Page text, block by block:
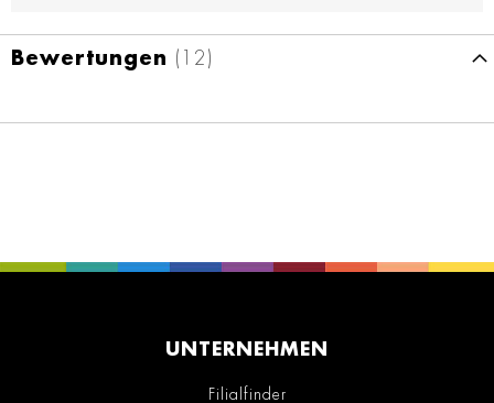
Bewertungen 12
UNTERNEHMEN
Filialfinder